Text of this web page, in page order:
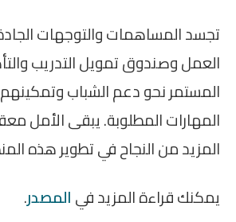
تجسد المساهمات والتوجهات
العمل وصندوق تمويل التدريب
المستمر نحو دعم الشباب
المهارات المطلوبة. يبقى الأمل
المزيد من النجاح في تطوير هذه
يمكنك قراءة المزيد فيالمصدر.